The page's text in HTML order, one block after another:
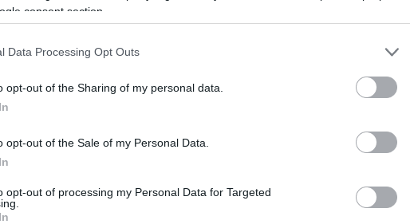
consent section.
Data Processing Opt Outs
opt-out of the Sharing of my personal data.
opt-out of the Sale of my Personal Data.
opt-out of processing my Personal Data for Targeted
και δεν διακρίνονται τα χωριά Υψηλού, Λάμυρα Στραπουριές…
τοπικό πρόβλημα με το ρεύμα στο Γαύριο
μετασχηματιστής κοντά στον Πύργο του